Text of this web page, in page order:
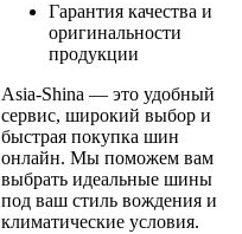
Гарантия качества и
оригинальности
продукции
Asia-Shina — это удобный
сервис, широкий выбор и
быстрая покупка шин
онлайн. Мы поможем вам
выбрать идеальные шины
под ваш стиль вождения и
климатические условия.